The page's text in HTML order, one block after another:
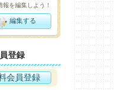
報を編集しよう！
編集する
登録
会員登録